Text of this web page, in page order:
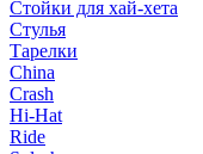
Стойки для хай-хета
Стулья
Тарелки
China
Crash
Hi-Hat
Ride